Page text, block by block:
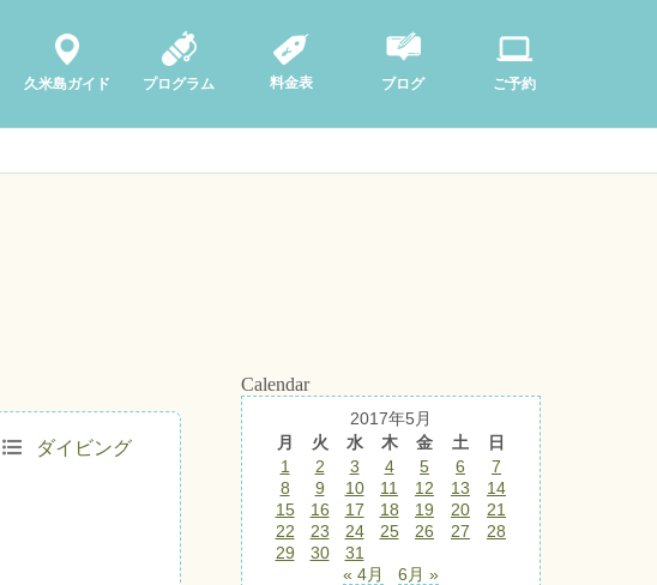
久米島ガイド プログラム 料金表 ブログ ご予約
ダイビング
Calendar
2017年5月
月
火 水 木 金 土
日
1
2 3 4 5 6
7
8
9 10 11 12 13
14
15
16 17 18 19 20
21
22
23 24 25 26 27
28
29
30
31
« 4月
6月 »